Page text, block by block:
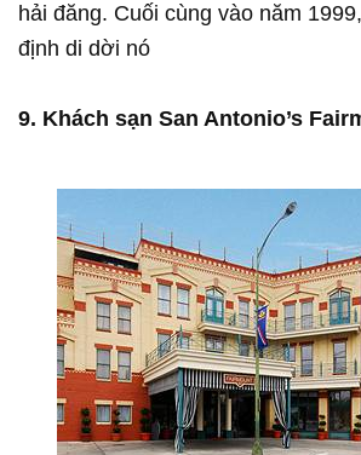
hải đăng. Cuối cùng vào năm
định di dời nó
9. Khách sạn San Antonio’s